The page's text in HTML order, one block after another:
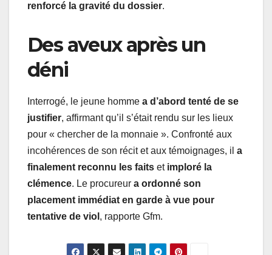
renforcé la gravité du dossier.
Des aveux après un
déni
Interrogé, le jeune homme a d’abord tenté de se
justifier, affirmant qu’il s’était rendu sur les lieux
pour « chercher de la monnaie ». Confronté aux
incohérences de son récit et aux témoignages, il a
finalement reconnu les faits et imploré la
clémence. Le procureur a ordonné son
placement immédiat en garde à vue pour
tentative de viol , rapporte Gfm.